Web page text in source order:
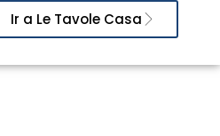
Ir a Le Tavole Casa